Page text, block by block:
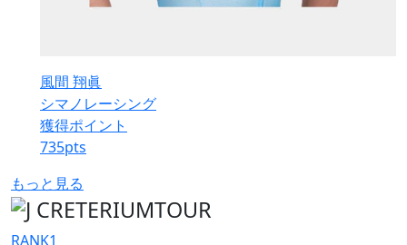
風間 翔眞
シマノレーシング
獲得ポイント
735pts
もっと見る
RANK1